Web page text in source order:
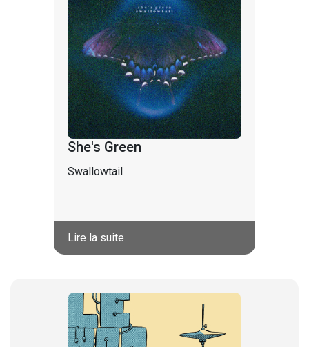
She's Green
Swallowtail
Lire la suite